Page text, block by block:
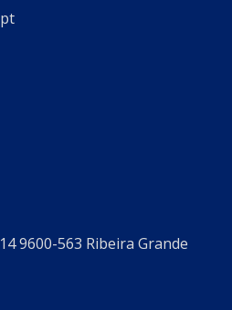
9600-563 Ribeira Grande